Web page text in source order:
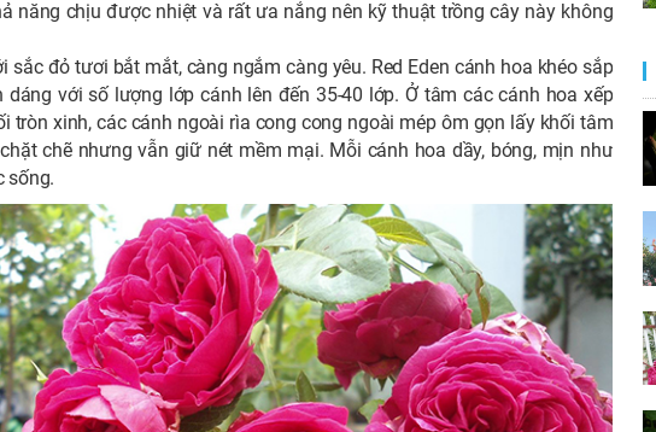
năng chịu được nhiệt và rất ưa nắng nên kỹ thuật trồng cây này không
sắc đỏ tươi bắt mắt, càng ngắm càng yêu. Red Eden cánh hoa khéo sắp
với số lượng lớp cánh lên đến 35-40 lớp. Ở tâm các cánh hoa xếp
tròn xinh, các cánh ngoài rìa cong cong ngoài mép ôm gọn lấy khối tâm
chẽ nhưng vẫn giữ nét mềm mại. Mỗi cánh hoa dầy, bóng, mịn như
sống.